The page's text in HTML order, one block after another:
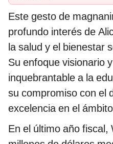
Este gesto de
profundo interés de
la salud y el bienestar
Su enfoque visionario
inquebrantable a la
su compromiso con el
excelencia en el
En el último año